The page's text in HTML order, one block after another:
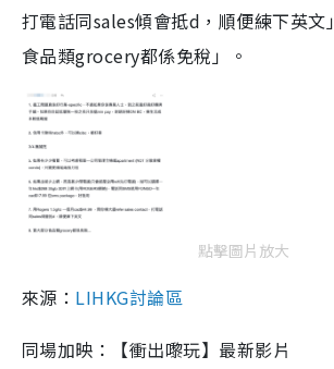
打電話同sales傾會抵d，順便練下英文
食品類grocery都係免稅」。
點擊圖片放大
來源： LIHKG討論區
同場加映：【衝出嚟玩】最新影片